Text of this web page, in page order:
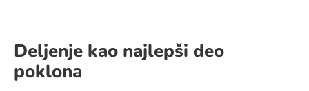
Deljenje kao najlepši deo
poklona